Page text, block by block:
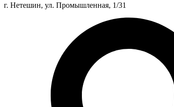
г. Нетешин, ул. Промышленная, 1/31